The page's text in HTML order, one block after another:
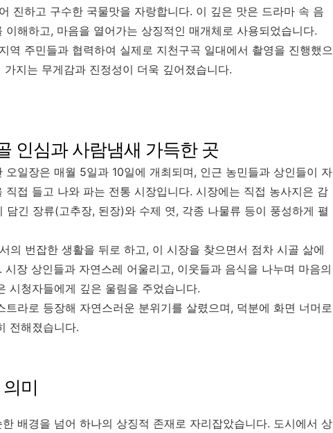
진하고 구수한 국물맛을 자랑합니다. 이 깊은 맛은 드라마 속 음
해하고, 마음을 열어가는 상징적인 매개체로 사용되었습니다.
역 주민들과 협력하여 실제로 지천구곡 일대에서 촬영을 진행했으
지는 무게감과 진정성이 더욱 깊어졌습니다.
인심과 사람냄새 가득한 곳
오일장은 매월 5일과 10일에 개최되며, 인근 농민들과 상인들이 자
직접 들고 나와 파는 전통 시장입니다. 시장에는 직접 농사지은 감
담긴 장류(고추장, 된장)와 수제 엿, 각종 나물류 등이 풍성하게 펼
의 번잡한 생활을 뒤로 하고, 이 시장을 찾으면서 점차 시골 삶에
장 상인들과 자연스레 어울리고, 이웃들과 음식을 나누며 마음의
시청자들에게 깊은 울림을 주었습니다.
라로 등장해 자연스러운 분위기를 살렸으며, 덕분에 화면 너머로
전해졌습니다.
미
한 배경을 넘어 하나의 상징적 존재로 자리잡았습니다. 도시에서 상